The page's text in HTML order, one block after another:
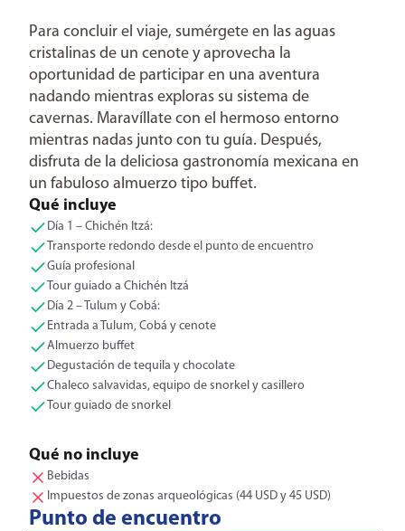
Para concluir el viaje, sumérgete en las aguas
cristalinas de un cenote y aprovecha la
oportunidad de participar en una aventura
nadando mientras exploras su sistema de
cavernas. Maravíllate con el hermoso entorno
mientras nadas junto con tu guía. Después,
disfruta de la deliciosa gastronomía mexicana en
un fabuloso almuerzo tipo buffet.
Qué incluye
Día 1 – Chichén Itzá:
Transporte redondo desde el punto de encuentro
Guía profesional
Tour guiado a Chichén Itzá
Día 2 – Tulum y Cobá:
Entrada a Tulum, Cobá y cenote
Almuerzo buffet
Degustación de tequila y chocolate
Chaleco salvavidas, equipo de snorkel y casillero
Tour guiado de snorkel
Qué no incluye
Bebidas
Impuestos de zonas arqueológicas (44 USD y 45 USD)
Punto de encuentro